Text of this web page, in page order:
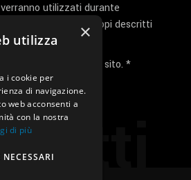
utilizzati durante
richiesta e per altri scopi descritti
la privacy policy del sito. *
×
utilizza
i cookie per
di navigazione.
web acconsenti a
con la nostra
di più